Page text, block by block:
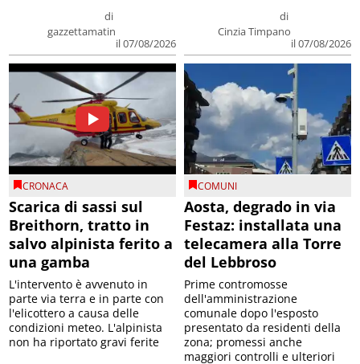
di
gazzettamatin
il 07/08/2026
di
Cinzia Timpano
il 07/08/2026
CRONACA
Scarica di sassi sul
Breithorn, tratto in
salvo alpinista ferito a
una gamba
L'intervento è avvenuto in
parte via terra e in parte con
l'elicottero a causa delle
condizioni meteo. L'alpinista
non ha riportato gravi ferite
COMUNI
Aosta, degrado in via
Festaz: installata una
telecamera alla Torre
del Lebbroso
Prime contromosse
dell'amministrazione
comunale dopo l'esposto
presentato da residenti della
zona; promessi anche
maggiori controlli e ulteriori